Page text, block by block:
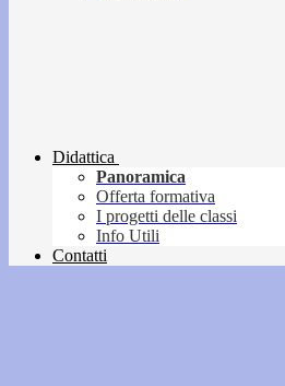
Didattica
Panoramica
Offerta formativa
I progetti delle classi
Info Utili
Contatti